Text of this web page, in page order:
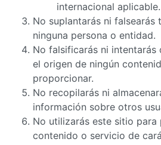
internacional aplicable.
No suplantarás ni falsearás
ninguna persona o entidad.
No falsificarás ni
el origen de ningún
proporcionar.
No recopilarás ni
información sobre otros
No utilizarás este sitio para
contenido o servicio de